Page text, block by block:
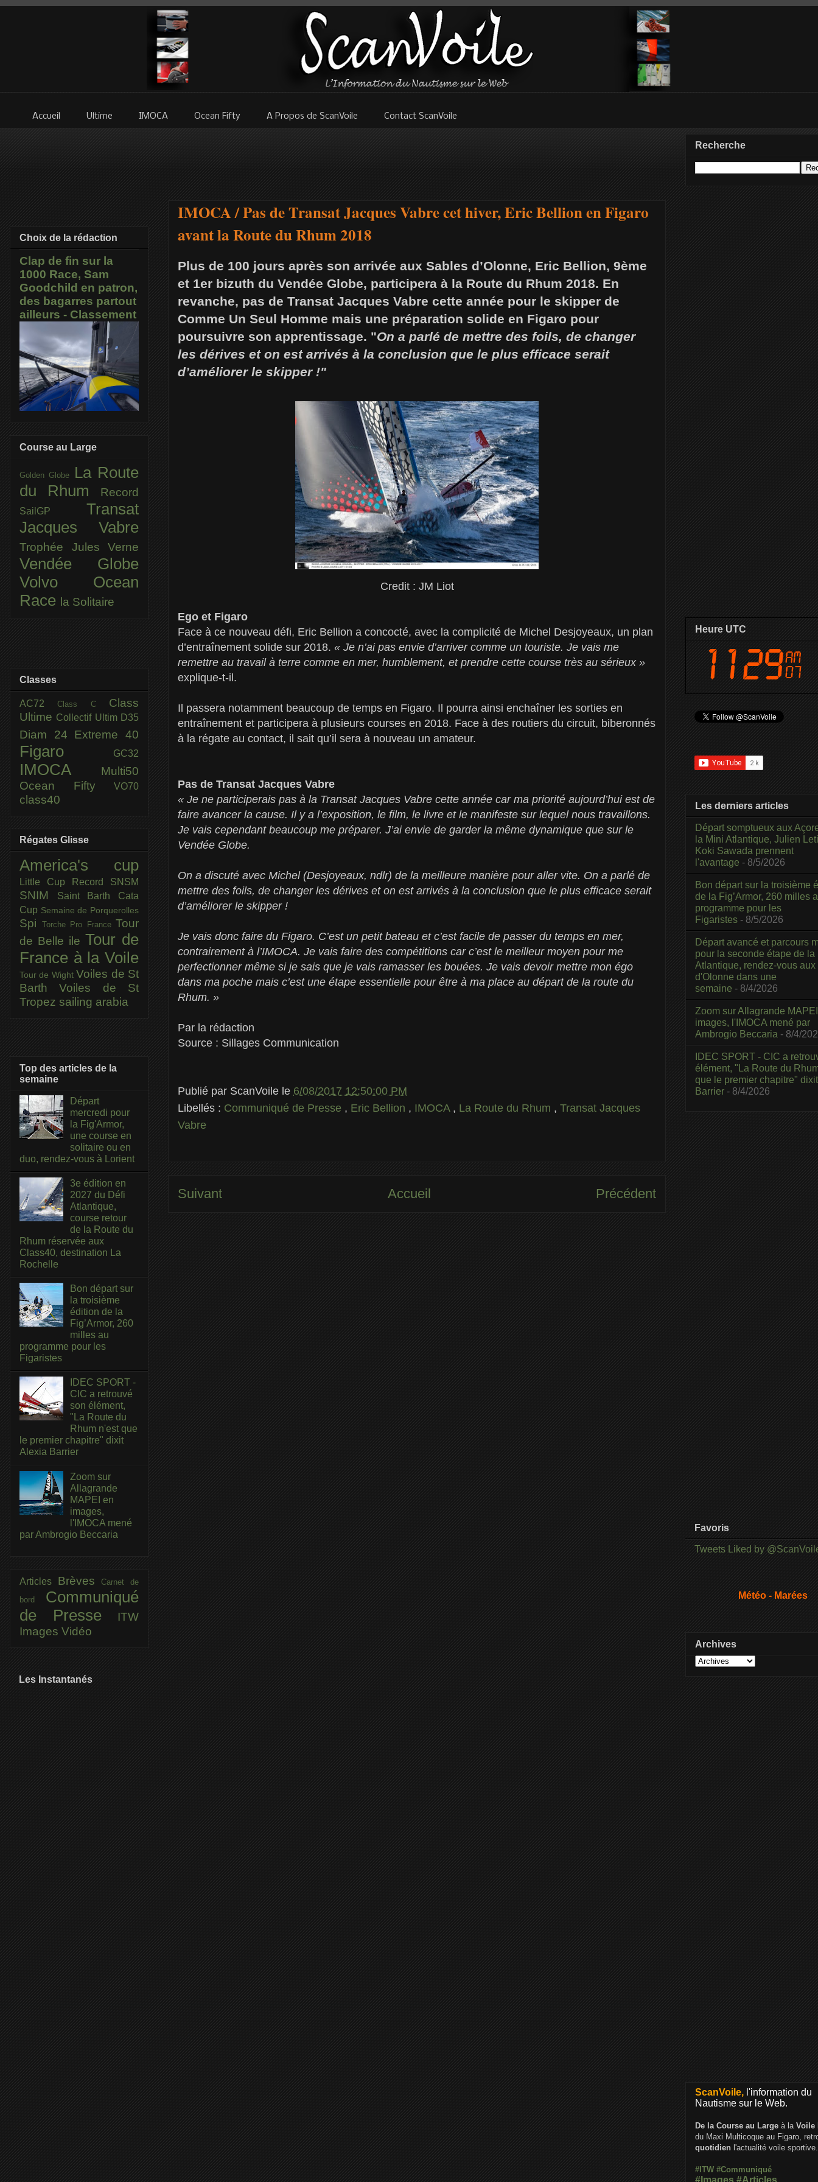
Accueil Ultime IMOCA Ocean Fifty A Propos de ScanVoile Contact ScanVoile
IMOCA / Pas de Transat Jacques Vabre cet hiver, Eric Bellion en Figaro
avant la Route du Rhum 2018
Plus de 100 jours après son arrivée aux Sables d’Olonne, Eric Bellion, 9ème
et 1er bizuth du Vendée Globe, participera à la Route du Rhum 2018. En
revanche, pas de Transat Jacques Vabre cette année pour le skipper de
Comme Un Seul Homme mais une préparation solide en Figaro pour
poursuivre son apprentissage. "On a parlé de mettre des foils, de changer
les dérives et on est arrivés à la conclusion que le plus efficace serait
d’améliorer le skipper !"
Credit : JM Liot
Ego et Figaro
Face à ce nouveau défi, Eric Bellion a concocté, avec la complicité de Michel Desjoyeaux, un plan
d’entraînement solide sur 2018. « Je n’ai pas envie d’arriver comme un touriste. Je vais me
remettre au travail à terre comme en mer, humblement, et prendre cette course très au sérieux »
explique-t-il.
Il passera notamment beaucoup de temps en Figaro. Il pourra ainsi enchaîner les sorties en
entraînement et participera à plusieurs courses en 2018. Face à des routiers du circuit, biberonnés
à la régate au contact, il sait qu’il sera à nouveau un amateur.
Pas de Transat Jacques Vabre
« Je ne participerais pas à la Transat Jacques Vabre cette année car ma priorité aujourd’hui est de
faire avancer la cause. Il y a l’exposition, le film, le livre et le manifeste sur lequel nous travaillons.
Je vais cependant beaucoup me préparer. J’ai envie de garder la même dynamique que sur le
Vendée Globe.
On a discuté avec Michel (Desjoyeaux, ndlr) de la meilleure manière pour aller vite. On a parlé de
mettre des foils, de changer les dérives et on est arrivés à la conclusion que le plus efficace serait
d’améliorer le skipper !
Je vais donc faire du Figaro. C’est un petit bateau et c’est facile de passer du temps en mer,
contrairement à l’IMOCA. Je vais faire des compétitions car c’est le meilleur moyen pour me
perfectionner même si je sais que je vais ramasser les bouées. Je vais devoir mettre mon égo
dans ma poche mais c’est une étape essentielle pour être à ma place au départ de la route du
Rhum. »
Par la rédaction
Source : Sillages Communication
Publié par ScanVoile le 6/08/2017 12:50:00 PM
Libellés : Communiqué de Presse , Eric Bellion , IMOCA , La Route du Rhum , Transat Jacques
Vabre
Suivant Précédent
Accueil
Choix de la rédaction
Clap de fin sur la
1000 Race, Sam
Goodchild en patron,
des bagarres partout
ailleurs - Classement
Course au Large
Golden Globe
La Route
du Rhum
Record
SailGP Transat
Jacques Vabre
Trophée Jules Verne
Vendée Globe
Volvo Ocean
Race la Solitaire
Classes
AC72Class C Class
Ultime Collectif Ultim D35
Diam 24 Extreme 40
Figaro GC32
IMOCA
Multi50
Ocean Fifty
VO70
class40
Régates Glisse
America's cup
Little Cup Record SNSM
SNIM
Saint Barth Cata
Cup Semaine de Porquerolles
Spi Torche Pro France Tour
de Belle ile Tour de
France à la Voile
Tour de Wight Voiles de St
BarthVoiles de St
Tropez sailing arabia
Top des articles de la
semaine
Départ
mercredi pour
la Fig'Armor,
une course en
solitaire ou en
duo, rendez-vous à Lorient
3e édition en
2027 du Défi
Atlantique,
course retour
de la Route du
Rhum réservée aux
Class40, destination La
Rochelle
Bon départ sur
la troisième
édition de la
Fig’Armor, 260
milles au
programme pour les
Figaristes
IDEC SPORT -
CIC a retrouvé
son élément,
"La Route du
Rhum n'est que
le premier chapitre" dixit
Alexia Barrier
Zoom sur
Allagrande
MAPEI en
images,
l'IMOCA mené
par Ambrogio Beccaria
Articles BrèvesCarnet de
bord Communiqué
de Presse
ITW
Images Vidéo
Les Instantanés
Recherche
Heure UTC
Les derniers articles
Départ somptueux aux
la Mini Atlantique, Julien
Koki Sawada prennent
l'avantage - 8/5/2026
Bon départ sur la troisième
de la Fig’Armor, 260 milles
programme pour les
Figaristes - 8/5/2026
Départ avancé et parcours
pour la seconde étape de la
Atlantique, rendez-vous
d'Olonne dans une
semaine - 8/4/2026
Zoom sur Allagrande
images, l'IMOCA mené par
Ambrogio Beccaria - 8/4/
IDEC SPORT - CIC a
élément, "La Route du
que le premier chapitre"
Barrier - 8/4/2026
Favoris
Tweets Liked by
Météo - Marées
Archives
ScanVoile, l'information du
Nautisme sur le Web.
De la Course au Large à la Voile
du Maxi Multicoque au Figaro,
quotidien l'actualité voile sportive.
#ITW #Communiqué
#Images #Articles